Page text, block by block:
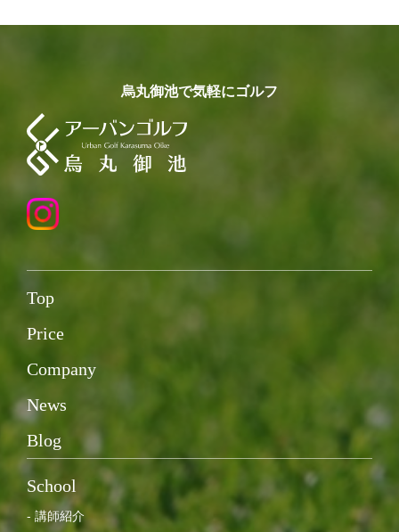
烏丸御池で気軽にゴルフ
Top
Price
Company
News
Blog
School
- 講師紹介